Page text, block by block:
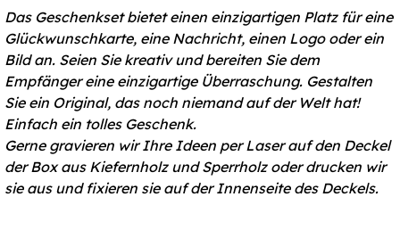
Das Geschenkset bietet einen einzigartigen Platz für eine
Glückwunschkarte, eine Nachricht, einen Logo oder ein
Bild an. Seien Sie kreativ und bereiten Sie dem
Empfänger eine einzigartige Überraschung. Gestalten
Sie ein Original, das noch niemand auf der Welt hat!
Einfach ein tolles Geschenk.
Gerne gravieren wir Ihre Ideen per Laser auf den Deckel
der Box aus Kiefernholz und Sperrholz oder drucken wir
sie aus und fixieren sie auf der Innenseite des Deckels.